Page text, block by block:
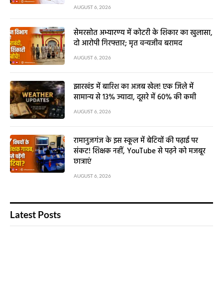
AUGUST 6, 2026
सेमरसोत अभ्यारण्य में कोटरी के शिकार का खुलासा,
दो आरोपी गिरफ्तार; मृत वन्यजीव बरामद
AUGUST 6, 2026
झारखंड में बारिश का अजब खेल! एक जिले में
सामान्य से 13% ज्यादा, दूसरे में 60% की कमी
AUGUST 6, 2026
रामानुजगंज के इस स्कूल में बेटियों की पढ़ाई पर
संकट! शिक्षक नहीं, YouTube से पढ़ने को मजबूर
छात्राएं
AUGUST 6, 2026
Latest Posts